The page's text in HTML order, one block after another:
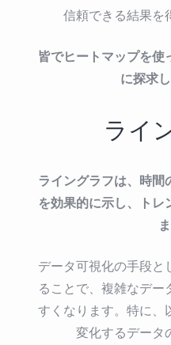
信頼できる結果を
皆でヒートマップを
に探求
ライ
ライングラフは、時
を効果的に示し、トレ
データ可視化の手段と
ることで、複雑なデー
すくなります。特に、
変化するデータ